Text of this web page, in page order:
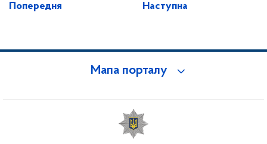
Попередня Наступна
Мапа порталу